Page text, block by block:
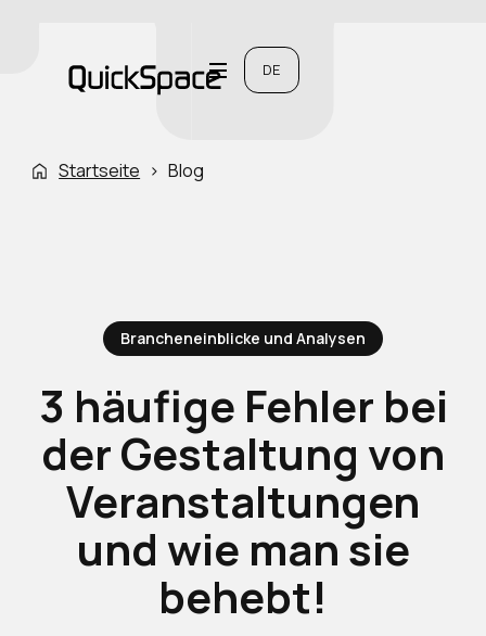
DE
Startseite › Blog
Brancheneinblicke und Analysen
3 häufige Fehler bei
der Gestaltung von
Veranstaltungen
und wie man sie
behebt!